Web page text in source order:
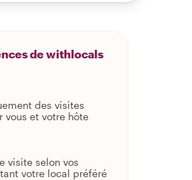
de withlocals
des visites
vous et votre hôte
visite selon vos
votre local préféré